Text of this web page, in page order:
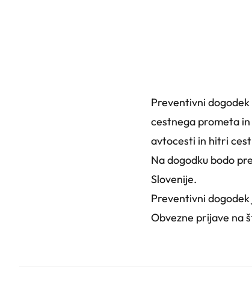
Preventivni
cestnega prometa
avtocesti in hitri
Na dogodku bodo
Slovenije.
Preventivni
Obvezne prijave na